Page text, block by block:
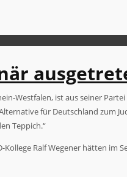
Westfalen, ist aus seiner
für Deutschland zum
Teppich.“
Ralf Wegener hätten im